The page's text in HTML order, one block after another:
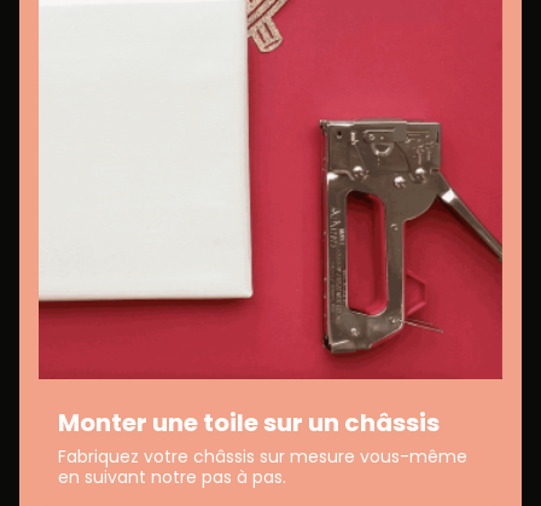
Monter une toile sur un châssis
Fabriquez votre châssis sur mesure vous-même
en suivant notre pas à pas.